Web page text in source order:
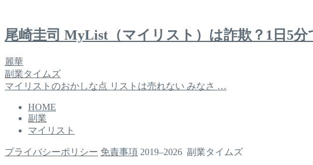
尾崎圭司 MyList（マイリスト）は詐欺？1日5
麗華
副業タイムズ
マイリストのおかしな点 リストは売れない みなさ …
HOME
副業
マイリスト
プライバシーポリシー 免責事項 2019–2026 副業タイムズ